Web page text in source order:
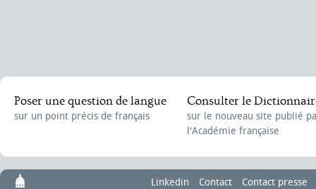
Poser une question de langue
sur un point précis de français
Consulter le
sur le nouveau site publié
l'Académie française
Linkedin Contact Contact presse